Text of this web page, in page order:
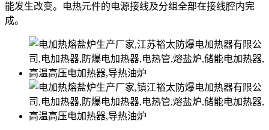
能发生改变。电热元件的电源接线及分组全部在接线腔内完
成。